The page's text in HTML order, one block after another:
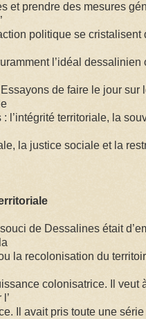
et prendre des mesures
politique se cristalisent
l’idéal dessalinien
de faire le jour sur
l’intégrité territoriale, la
la justice sociale et la
de Dessalines était
la recolonisation du
colonisatrice. Il veut
Il avait pris toute une